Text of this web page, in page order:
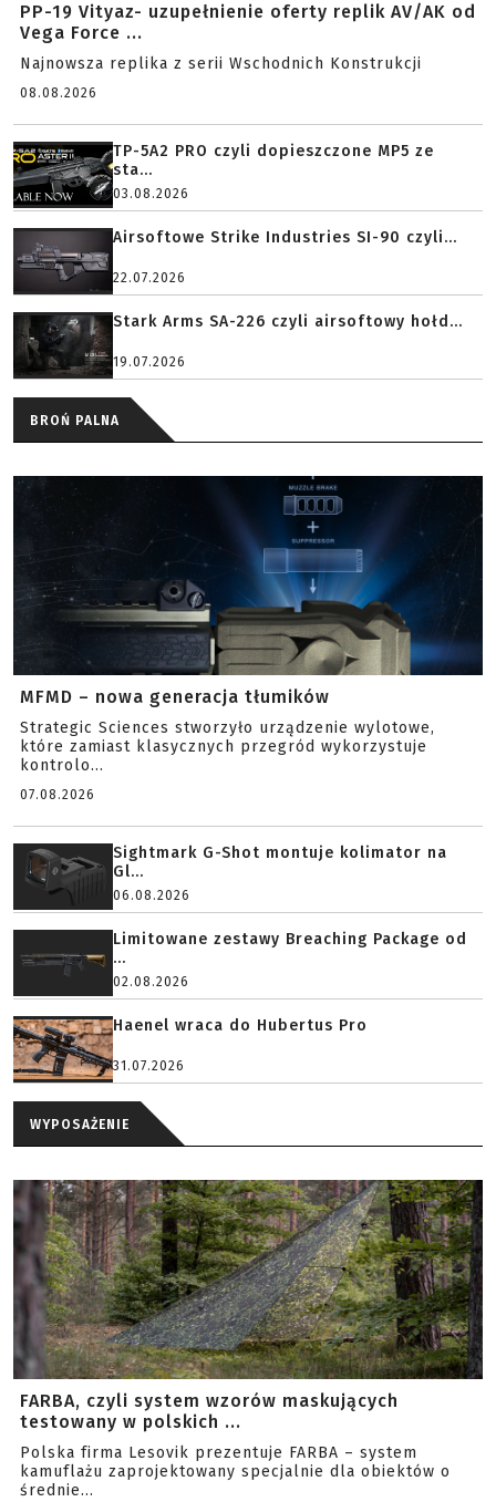
PP-19 Vityaz- uzupełnienie oferty replik AV/AK od
Vega Force ...
Najnowsza replika z serii Wschodnich Konstrukcji
08.08.2026
TP-5A2 PRO czyli dopieszczone MP5 ze
sta...
03.08.2026
Airsoftowe Strike Industries SI-90 czyli...
22.07.2026
Stark Arms SA-226 czyli airsoftowy hołd...
19.07.2026
BROŃ PALNA
MFMD – nowa generacja tłumików
Strategic Sciences stworzyło urządzenie wylotowe,
które zamiast klasycznych przegród wykorzystuje
kontrolo...
07.08.2026
Sightmark G-Shot montuje kolimator na
Gl...
06.08.2026
Limitowane zestawy Breaching Package od
...
02.08.2026
Haenel wraca do Hubertus Pro
31.07.2026
WYPOSAŻENIE
FARBA, czyli system wzorów maskujących
testowany w polskich ...
Polska firma Lesovik prezentuje FARBA – system
kamuflażu zaprojektowany specjalnie dla obiektów o
średnie...